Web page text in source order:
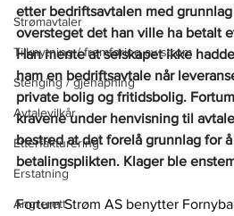
Strømavtaler
Tilknytning / fremføring av strøm
Stenging / gjenåpning
Avtalevilkår
Etterfakturering
Erstatning
Angrerett
etter bedriftsavtalen med
oversteget det han ville ha betalt
Han mente at selskapet ikke
ham en bedriftsavtale når
private bolig og fritidsbolig.
kravene under henvisning til
bestred at det forelå grunnlag for
betalingsplikten. Klager ble
Fortum Strøm AS benytter